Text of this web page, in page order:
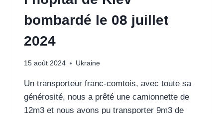
DRONES
EN
ESPACE
bombardé le 08 juillet
2024
15 août 2024 Ukraine
Un transporteur franc-comtois, avec toute sa
générosité, nous a prêté une camionnette de
12m3 et nous avons pu transporter 9m3 de